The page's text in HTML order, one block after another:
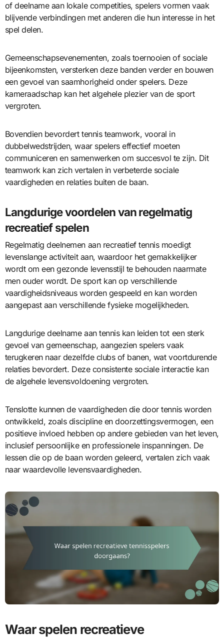
of deelname aan lokale competities, spelers vormen vaak
blijvende verbindingen met anderen die hun interesse in het
spel delen.
Gemeenschapsevenementen, zoals toernooien of sociale
bijeenkomsten, versterken deze banden verder en bouwen
een gevoel van saamhorigheid onder spelers. Deze
kameraadschap kan het algehele plezier van de sport
vergroten.
Bovendien bevordert tennis teamwork, vooral in
dubbelwedstrijden, waar spelers effectief moeten
communiceren en samenwerken om succesvol te zijn. Dit
teamwork kan zich vertalen in verbeterde sociale
vaardigheden en relaties buiten de baan.
Langdurige voordelen van regelmatig
recreatief spelen
Regelmatig deelnemen aan recreatief tennis moedigt
levenslange activiteit aan, waardoor het gemakkelijker
wordt om een gezonde levensstijl te behouden naarmate
men ouder wordt. De sport kan op verschillende
vaardigheidsniveaus worden gespeeld en kan worden
aangepast aan verschillende fysieke mogelijkheden.
Langdurige deelname aan tennis kan leiden tot een sterk
gevoel van gemeenschap, aangezien spelers vaak
terugkeren naar dezelfde clubs of banen, wat voortdurende
relaties bevordert. Deze consistente sociale interactie kan
de algehele levensvoldoening vergroten.
Tenslotte kunnen de vaardigheden die door tennis worden
ontwikkeld, zoals discipline en doorzettingsvermogen, een
positieve invloed hebben op andere gebieden van het leven,
inclusief persoonlijke en professionele inspanningen. De
lessen die op de baan worden geleerd, vertalen zich vaak
naar waardevolle levensvaardigheden.
Waar spelen recreatieve